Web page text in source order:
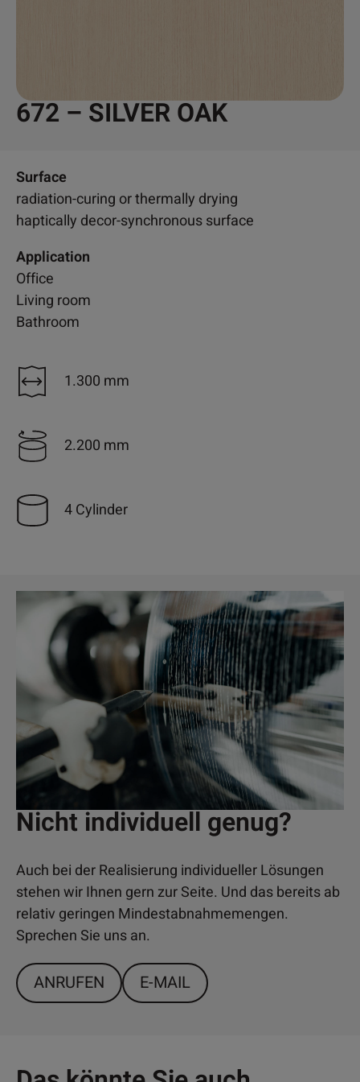
672 – SILVER OAK
Surface
radiation-curing or thermally drying
haptically decor-synchronous surface
Application
Office
Living room
Bathroom
1.300 mm
2.200 mm
4 Cylinder
Nicht individuell genug?
Auch bei der Realisierung individueller Lösungen
stehen wir Ihnen gern zur Seite. Und das bereits ab
relativ geringen Mindestabnahmemengen.
Sprechen Sie uns an.
ANRUFEN E-MAIL